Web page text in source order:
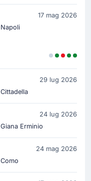
17 mag 2026
Napoli
29 lug 2026
Cittadella
24 lug 2026
Giana Erminio
24 mag 2026
Como